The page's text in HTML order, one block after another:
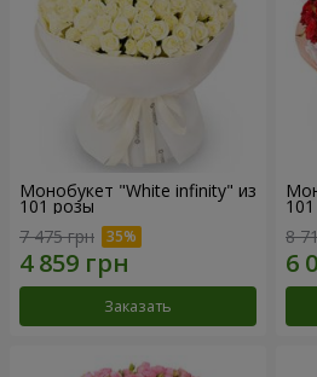
Монобукет "White infinity" из
101 розы
7 475 грн
Заказать
8